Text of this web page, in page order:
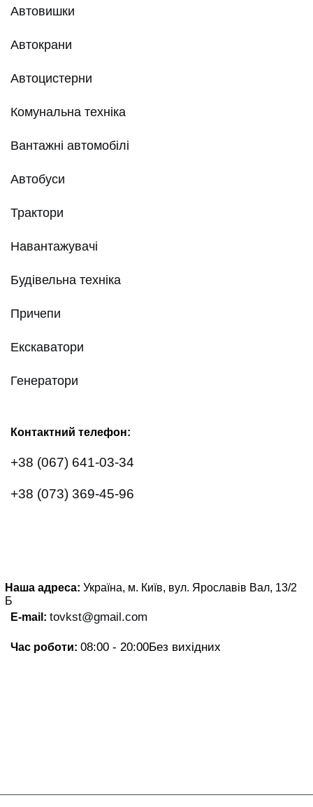
Автовишки
Автокрани
Автоцистерни
Комунальна техніка
Вантажні автомобілі
Автобуси
Трактори
Навантажувачі
Будівельна техніка
Причепи
Екскаватори
Генератори
Контактний телефон:
+38 (067) 641-03-34
+38 (073) 369-45-96
Наша адреса: Україна, м. Київ, вул. Ярославів Вал, 13/2
Б
E-mail: tovkst@gmail.com
Час роботи: 08:00 - 20:00Без вихідних